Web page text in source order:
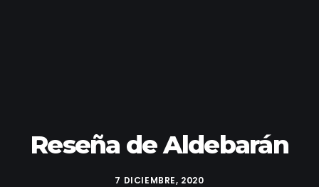
Reseña de Aldebarán
7 DICIEMBRE, 2020